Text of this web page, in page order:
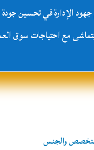
الإدارة في تحسين
يتماشى مع احتياجات سوق
والجنس